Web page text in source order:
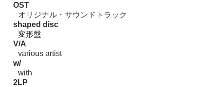
OST
オリジナル・サウンドトラック
shaped disc
変形盤
V/A
various artist
w/
with
2LP